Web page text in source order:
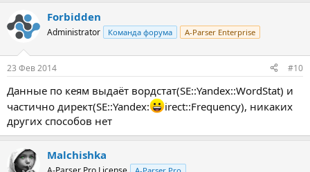
Forbidden
Administrator Команда форума A-Parser Enterprise
23 Фев 2014 #10
Данные по кеям выдаёт вордстат(SE::Yandex::WordStat) и
частично директ(SE::Yandex:
irect::Frequency), никаких
других способов нет
Malchishka